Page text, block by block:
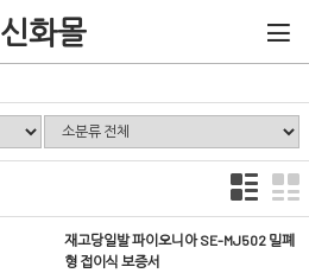
신화몰
재고당일발 파이오니아 SE-MJ502 밀폐
형 접이식 보증서